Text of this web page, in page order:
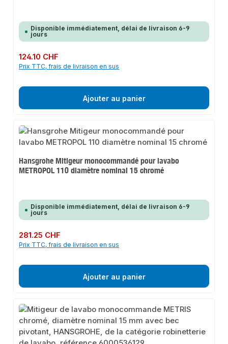
Disponible immédiatement, délai de livraison 6-9
jours
Prix régulier :
124.10 CHF
Prix TTC, frais de livraison en sus
Ajouter au panier
Hansgrohe Mitigeur monocommandé pour lavabo
METROPOL 110 diamètre nominal 15 chromé
Disponible immédiatement, délai de livraison 6-9
jours
Prix régulier :
281.25 CHF
Prix TTC, frais de livraison en sus
Ajouter au panier